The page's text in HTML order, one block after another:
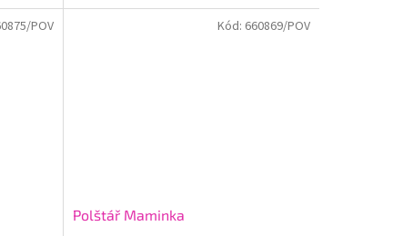
POV
Polštář Maminka
Kód: 660869/POV